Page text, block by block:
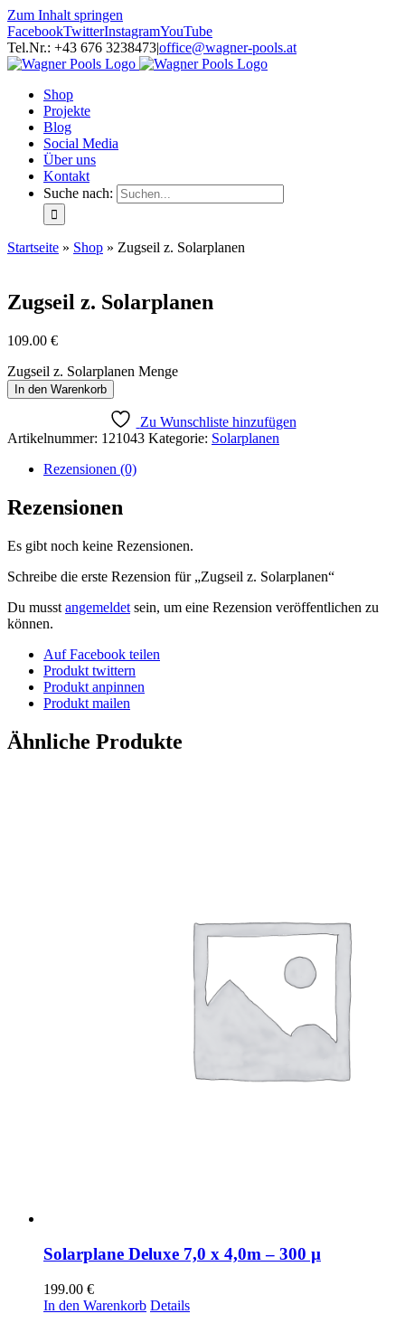
Zum Inhalt springen
FacebookTwitterInstagramYouTube
Tel.Nr.: +43 676 3238473|office@wagner-pools.at
Shop
Projekte
Blog
Social Media
Über uns
Kontakt
Suche nach:
Startseite » Shop » Zugseil z. Solarplanen
Zugseil z. Solarplanen
109.00 €
Zugseil z. Solarplanen Menge
In den Warenkorb
Zu Wunschliste hinzufügen
Artikelnummer: 121043 Kategorie: Solarplanen
Rezensionen (0)
Rezensionen
Es gibt noch keine Rezensionen.
Schreibe die erste Rezension für „Zugseil z. Solarplanen“
Du musst angemeldet sein, um eine Rezension veröffentlichen zu
können.
Auf Facebook teilen
Produkt twittern
Produkt anpinnen
Produkt mailen
Ähnliche Produkte
Solarplane Deluxe 7,0 x 4,0m – 300 µ
199.00 €
In den Warenkorb Details